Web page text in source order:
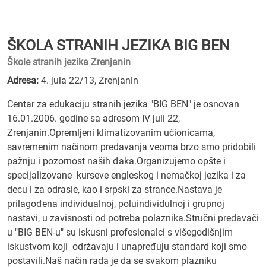
ŠKOLA STRANIH JEZIKA BIG BEN
Škole stranih jezika Zrenjanin
Adresa: 4. jula 22/13, Zrenjanin
Centar za edukaciju stranih jezika "BIG BEN" je osnovan
16.01.2006. godine sa adresom IV juli 22,
Zrenjanin.Opremljeni klimatizovanim učionicama,
savremenim načinom predavanja veoma brzo smo pridobili
pažnju i pozornost naših đaka.Organizujemo opšte i
specijalizovane kurseve engleskog i nemačkoj jezika i za
decu i za odrasle, kao i srpski za strance.Nastava je
prilagođena individualnoj, poluindividulnoj i grupnoj
nastavi, u zavisnosti od potreba polaznika.Stručni predavači
u "BIG BEN-u" su iskusni profesionalci s višegodišnjim
iskustvom koji održavaju i unapređuju standard koji smo
postavili.Naš način rada je da se svakom plazniku